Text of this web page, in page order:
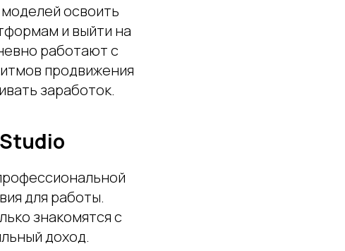
освоить
и выйти на
работают с
продвижения
заработок.
для работы.
знакомятся с
доход.